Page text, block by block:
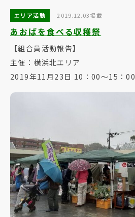
エリア活動 2019.12.03掲載
あおばを食べる収穫祭
【組合員活動報告】
主催：横浜北エリア
2019年11月23日 10：00～15：00